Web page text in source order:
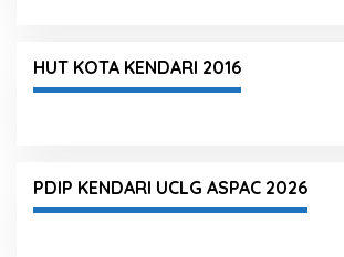
HUT KOTA KENDARI 2016
PDIP KENDARI UCLG ASPAC 2026